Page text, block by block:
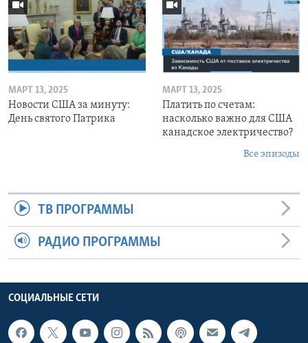
МАРТ 13, 2025
Новости США за минуту:
День святого Патрика
МАРТ 13, 2025
Платить по счетам:
насколько важно для США
канадское электричество?
Все эпизоды
ТВ ПРОГРАММЫ
РАДИО ПРОГРАММЫ
СОЦИАЛЬНЫЕ СЕТИ